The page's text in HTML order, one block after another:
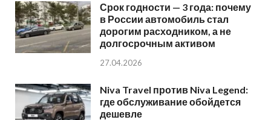
Срок годности — 3 года: почему
в России автомобиль стал
дорогим расходником, а не
долгосрочным активом
27.04.2026
Niva Travel против Niva Legend:
где обслуживание обойдется
дешевле